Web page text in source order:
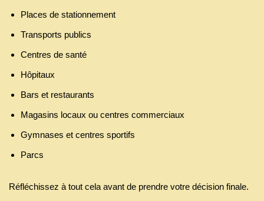
Places de stationnement
Transports publics
Centres de santé
Hôpitaux
Bars et restaurants
Magasins locaux ou centres commerciaux
Gymnases et centres sportifs
Parcs
Réfléchissez à tout cela avant de prendre votre décision finale.